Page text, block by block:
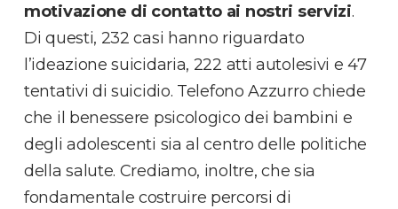
motivazione di contatto ai nostri servizi.
Di questi, 232 casi hanno riguardato
l’ideazione suicidaria, 222 atti autolesivi e 47
tentativi di suicidio. Telefono Azzurro chiede
che il benessere psicologico dei bambini e
degli adolescenti sia al centro delle politiche
della salute. Crediamo, inoltre, che sia
fondamentale costruire percorsi di